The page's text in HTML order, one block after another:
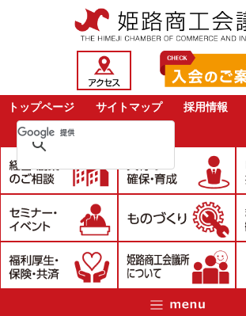
トップページ サイトマップ 採用情報